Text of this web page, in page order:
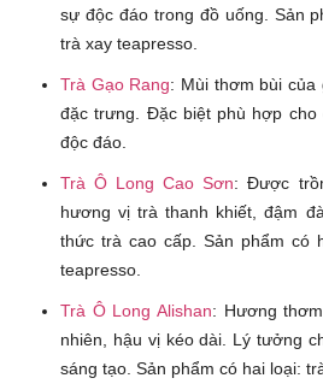
sự độc đáo trong đồ uống. Sản
trà xay teapresso.
Trà Gạo Rang: Mùi thơm bùi
đặc trưng. Đặc biệt phù hợp
độc đáo.
Trà Ô Long Cao Sơn: Được
hương vị trà thanh khiết, đậm
thức trà cao cấp. Sản phẩm có
teapresso.
Trà Ô Long Alishan: Hương
nhiên, hậu vị kéo dài. Lý tưởng
sáng tạo. Sản phẩm có hai loại: